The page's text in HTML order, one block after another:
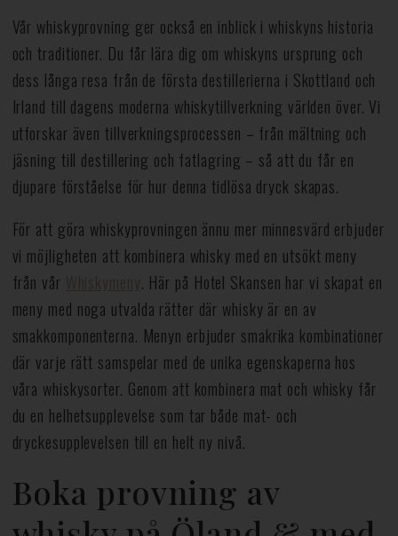
Vår whiskyprovning ger också en inblick i whiskyns historia
och traditioner. Du får lära dig om whiskyns ursprung och
dess långa resa från de första destillerierna i Skottland och
Irland till dagens moderna whiskytillverkning världen över. Vi
utforskar även tillverkningsprocessen – från mältning och
jäsning till destillering och fatlagring – så att du får en
djupare förståelse för hur denna tidlösa dryck skapas.
För att göra whiskyprovningen ännu mer minnesvärd erbjuder
vi möjligheten att kombinera whisky med en utsökt meny
från vår
. Här på Hotel Skansen har vi skapat en
meny med noga utvalda rätter där whisky är en av
smakkomponenterna. Menyn erbjuder smakrika kombinationer
där varje rätt samspelar med de unika egenskaperna hos
våra whiskysorter. Genom att kombinera mat och whisky får
du en helhetsupplevelse som tar både mat- och
dryckesupplevelsen till en helt ny nivå.
Boka provning av